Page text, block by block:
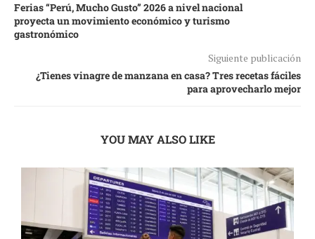
Ferias “Perú, Mucho Gusto” 2026 a nivel nacional
proyecta un movimiento económico y turismo
gastronómico
Siguiente publicación
¿Tienes vinagre de manzana en casa? Tres recetas fáciles
para aprovecharlo mejor
YOU MAY ALSO LIKE